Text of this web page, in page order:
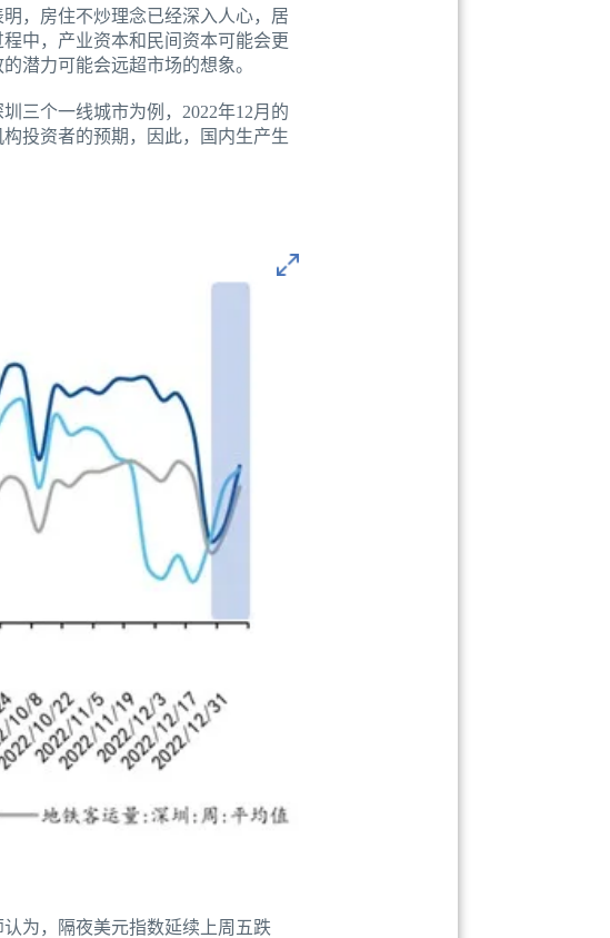
，房住不炒理念已经深入人心，居
中，产业资本和民间资本可能会更
潜力可能会远超市场的想象。
三个一线城市为例，2022年12月的
投资者的预期，因此，国内生产生
为，隔夜美元指数延续上周五跌